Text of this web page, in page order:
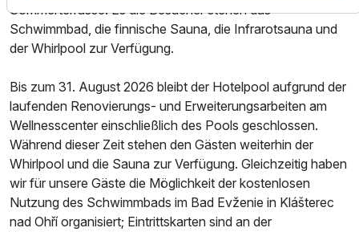
Ausstattung
Für 4 Tage p.P. ab311,50 €
Sommerterrasse. Es die Besucher stehen das
Schwimmbad, die finnische Sauna, die Infrarotsauna und
der Whirlpool zur Verfügung.
Bis zum 31. August 2026 bleibt der Hotelpool aufgrund der
laufenden Renovierungs- und Erweiterungsarbeiten am
Wellnesscenter einschließlich des Pools geschlossen.
Während dieser Zeit stehen den Gästen weiterhin der
Whirlpool und die Sauna zur Verfügung. Gleichzeitig haben
wir für unsere Gäste die Möglichkeit der kostenlosen
Nutzung des Schwimmbads im Bad Evženie in Klášterec
nad Ohří organisiert; Eintrittskarten sind an der